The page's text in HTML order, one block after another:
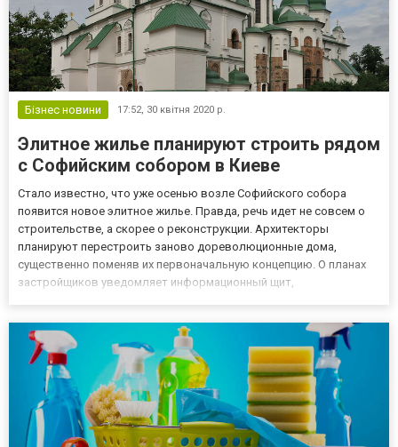
Бізнес новини 17:52, 30 квітня 2020 р.
Элитное жилье планируют строить рядом
с Софийским собором в Киеве
Стало известно, что уже осенью возле Софийского собора
появится новое элитное жилье. Правда, речь идет не совсем о
строительстве, а скорее о реконструкции. Архитекторы
планируют перестроить заново дореволюционные дома,
существенно поменяв их первоначальную концепцию. О планах
застройщиков уведомляет информационный щит,
археологические раскопки, а...